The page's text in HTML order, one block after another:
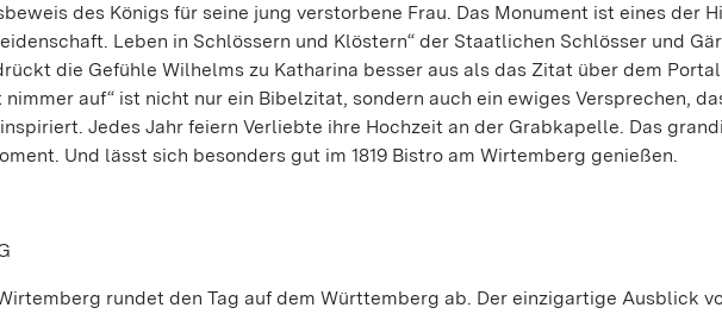
des Königs für seine jung verstorbene Frau. Das Monument ist eines der
Leben in Schlössern und Klöstern“ der Staatlichen Schlösser und
die Gefühle Wilhelms zu Katharina besser aus als das Zitat über dem
auf“ ist nicht nur ein Bibelzitat, sondern auch ein ewiges Versprechen,
Jedes Jahr feiern Verliebte ihre Hochzeit an der Grabkapelle. Das
Und lässt sich besonders gut im 1819 Bistro am Wirtemberg genießen.
rundet den Tag auf dem Württemberg ab. Der einzigartige Ausblick